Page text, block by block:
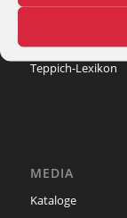
INFO
Teppich-Lexikon
MEDIA
Kataloge